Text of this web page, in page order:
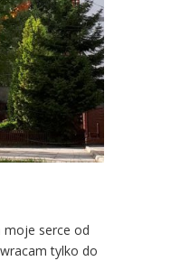
moje serce od
tylko do